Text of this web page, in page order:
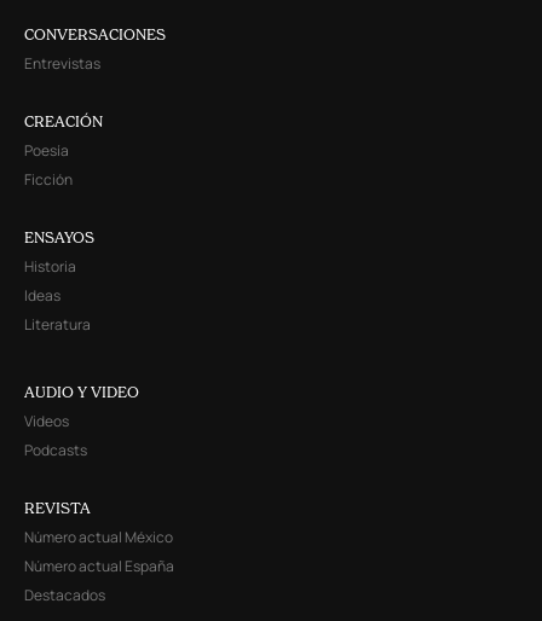
CONVERSACIONES
Entrevistas
CREACIÓN
Poesía
Ficción
ENSAYOS
Historia
Ideas
Literatura
AUDIO Y VIDEO
Videos
Podcasts
REVISTA
Número actual México
Número actual España
Destacados